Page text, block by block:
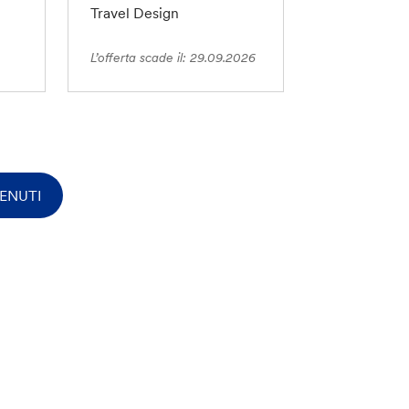
Travel Design
L’offerta scade il: 29.09.2026